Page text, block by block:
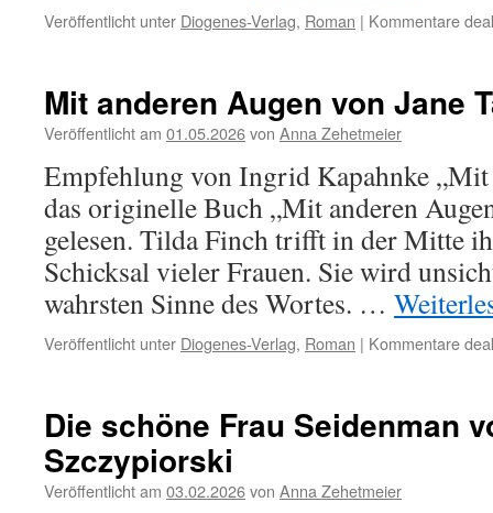
Veröffentlicht unter Diogenes-Verlag, Roman | Kommentare
Mit anderen Augen von Jane
Veröffentlicht am 01.05.2026von Anna Zehetmeier
Empfehlung von Ingrid Kapahnke „Mit
das originelle Buch „Mit anderen
gelesen. Tilda Finch trifft in der Mitte
Schicksal vieler Frauen. Sie wird
wahrsten Sinne des Wortes. …
Veröffentlicht unter Diogenes-Verlag, Roman | Kommentare
Die schöne Frau Seidenman
Szczypiorski
Veröffentlicht am 03.02.2026von Anna Zehetmeier